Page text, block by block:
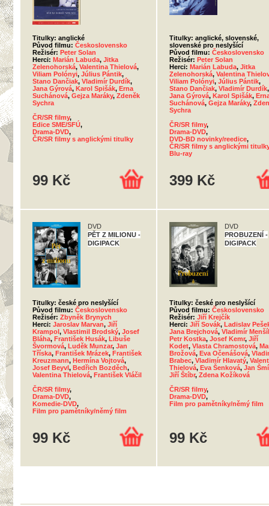
Titulky: anglické
Původ filmu: Československo
Režisér: Peter Solan
Herci: Marián Labuda, Jitka
Zelenohorská, Valentina Thielová,
Viliam Polónyi, Július Pántik,
Stano Dančiak, Vladimír Durdík,
Jana Gýrová, Karol Spišák, Erna
Suchánová, Gejza Maráky, Zdeněk
Sychra
ČR/SR filmy,
Edice SME/SFÚ,
Drama-DVD,
ČR/SR filmy s anglickými titulky
99 Kč
Titulky: anglické, slovenské,
slovenské pro neslyšící
Původ filmu: Československo
Režisér: Peter Solan
Herci: Marián Labuda, Jitka
Zelenohorská, Valentina
Viliam Polónyi, Július Pántik,
Stano Dančiak, Vladimír Durdík,
Jana Gýrová, Karol Spišák,
Suchánová, Gejza Maráky,
Sychra
ČR/SR filmy,
Drama-DVD,
DVD-BD novinky/reedice,
ČR/SR filmy s anglickými titulky
Blu-ray
399 Kč
DVD
PĚT Z MILIONU -
DIGIPACK
Titulky: české pro neslyšící
Původ filmu: Československo
Režisér: Zbyněk Brynych
Herci: Jaroslav Marvan, Jiří
Krampol, Vlastimil Brodský, Josef
Bláha, František Husák, Libuše
Švormová, Luděk Munzar, Jan
Tříska, František Mrázek, František
Kreuzmann, Hermína Vojtová,
Josef Beyvl, Bedřich Bozděch,
Valentina Thielová, František Vláčil
ČR/SR filmy,
Drama-DVD,
Komedie-DVD,
Film pro pamětníky/němý film
99 Kč
DVD
PROBUZENÍ -
DIGIPACK
Titulky: české pro neslyšící
Původ filmu: Československo
Režisér: Jiří Krejčík
Herci: Jiří Sovák, Ladislav
Jana Brejchová, Vladimír
Petr Kostka, Josef Kemr, Jiří
Kodet, Vlasta Chramostová,
Brožová, Eva Očenášová,
Brabec, Vladimír Hlavatý,
Thielová, Eva Šenková, Jan
Jiří Štíbr, Zdena Kožíková
ČR/SR filmy,
Drama-DVD,
Film pro pamětníky/němý film
99 Kč